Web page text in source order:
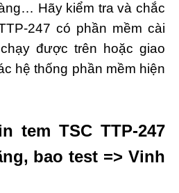
Hãy kiểm tra và chắc
247 có phần mềm cài
được trên hoặc giao
hệ thống phần mềm hiện
tem TSC TTP-247
bao test => Vinh